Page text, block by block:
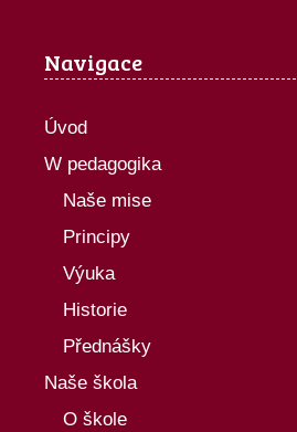
Navigace
Úvod
W pedagogika
Naše mise
Principy
Výuka
Historie
Přednášky
Naše škola
O škole